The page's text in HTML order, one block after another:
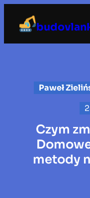
treści
Paweł
Czym
metody